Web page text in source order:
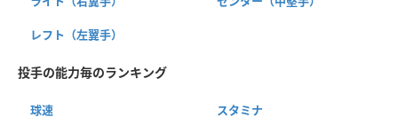
レフト（左翼手）
投手の能力毎のランキング
球速 スタミナ